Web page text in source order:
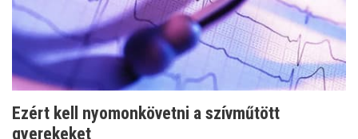
Ezért kell nyomonkövetni a szívműtött
gyerekeket